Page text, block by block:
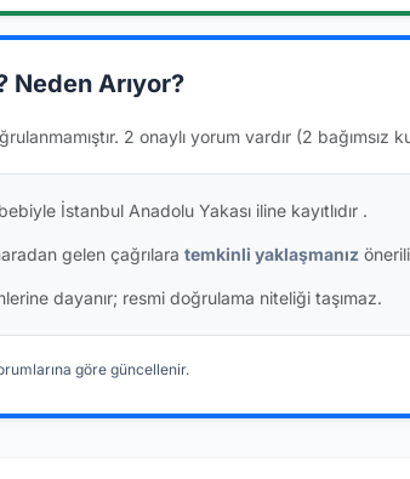
Neden Arıyor?
2 onaylı yorum vardır (2 bağımsız
İstanbul Anadolu Yakası iline kayıtlıdır .
gelen çağrılara temkinli yaklaşmanız
dayanır; resmi doğrulama niteliği taşımaz.
göre güncellenir.